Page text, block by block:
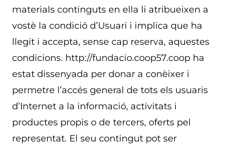
materials continguts en ella li atribueixen a
vostè la condició d’Usuari i implica que ha
llegit i accepta, sense cap reserva, aquestes
condicions. http://fundacio.coop57.coop ha
estat dissenyada per donar a conèixer i
permetre l’accés general de tots els usuaris
d’Internet a la informació, activitats i
productes propis o de tercers, oferts pel
representat. El seu contingut pot ser